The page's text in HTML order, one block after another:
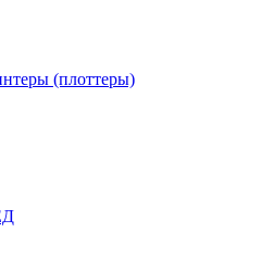
(плоттеры)